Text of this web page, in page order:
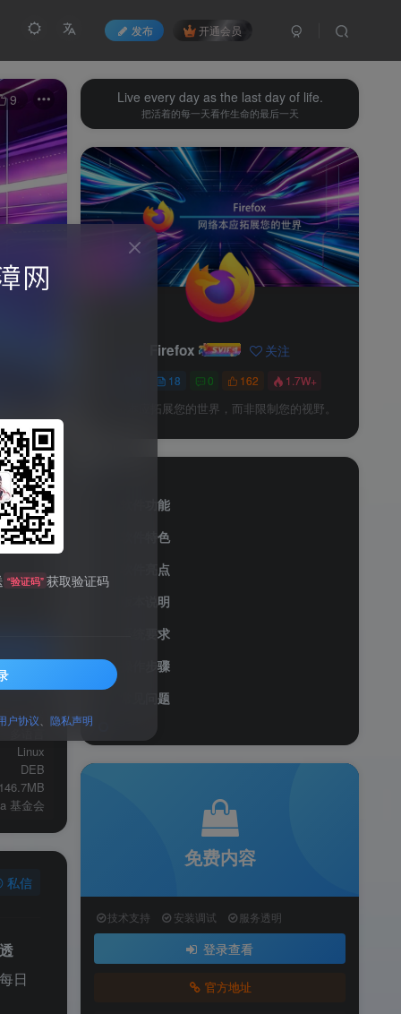
发布 开通会员
9
浏览器
Linux
DEB
基金会
私信
日
Live every day as the last day of life.
把活着的每一天看作生命的最后一天
Firefox 关注
18 0 162 1.7W+
网络本应拓展您的世界，而非限制您的视野。
软件功能
软件特色
软件亮点
版本说明
系统要求
操作步骤
常见问题
免费内容
技术支持 安装调试 服务透明
登录查看
官方地址
“验证码” 获取验证码
户协议 隐私声明